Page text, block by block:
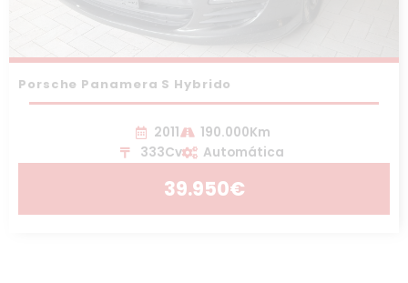
Porsche Panamera S Hybrido
2011
190.000Km
333Cv
Automática
39.950€